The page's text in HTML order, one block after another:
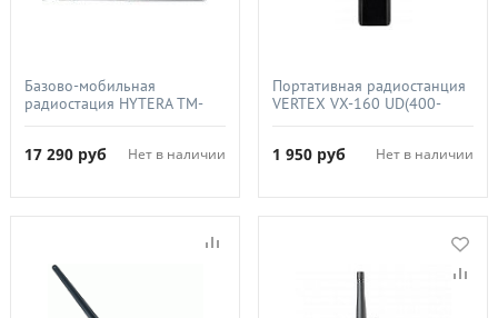
Базово-мобильная
радиостация HYTERA TM-
17 290 руб Нет в наличии
Портативная радиостанция
VERTEX VX-160 UD(400-
1 950 руб Нет в наличии